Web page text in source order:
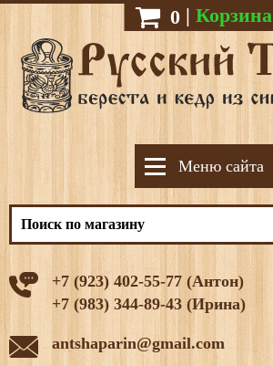
0 | Корзина
Меню сайта
+7 (923) 402-55-77 (Антон)
+7 (983) 344-89-43 (Ирина)
antshaparin@gmail.com